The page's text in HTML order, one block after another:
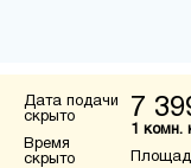
Дата подачи
скрыто
Время
скрыто
7
1 комн.